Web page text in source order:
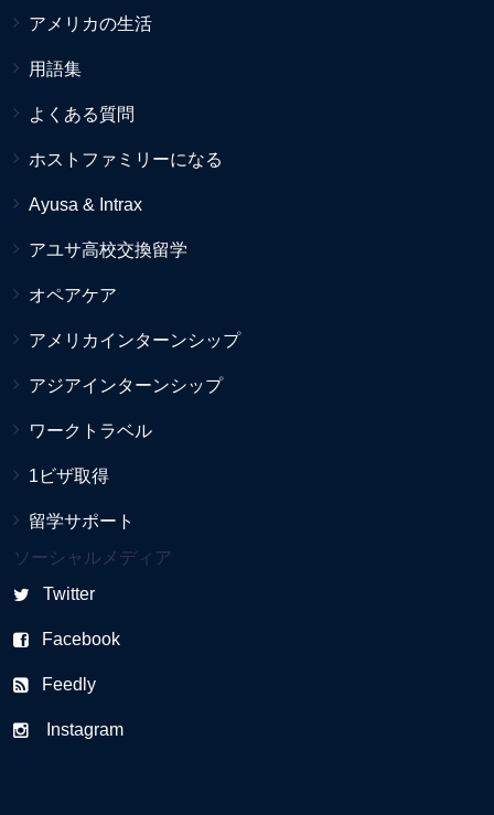
アメリカの生活
用語集
よくある質問
ホストファミリーになる
Ayusa & Intrax
アユサ高校交換留学
オペアケア
アメリカインターンシップ
アジアインターンシップ
ワークトラベル
1ビザ取得
留学サポート
ソーシャルメディア
Twitter
Facebook
Feedly
Instagram